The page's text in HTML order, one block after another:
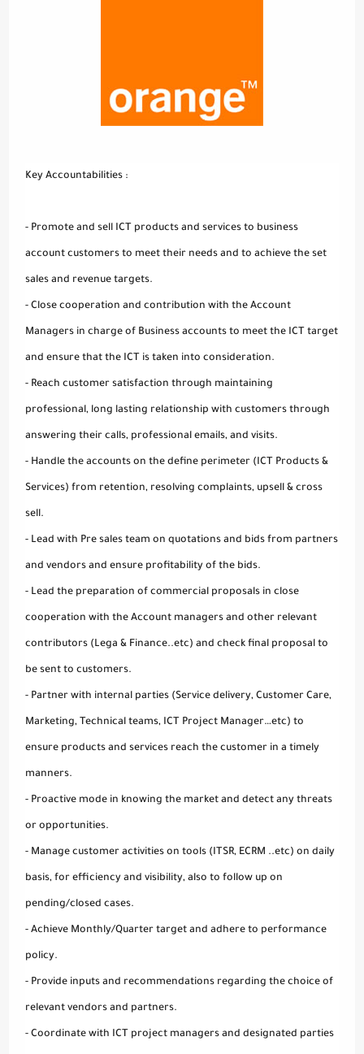
Key Accountabilities :
- Promote and sell ICT products and services to business
account customers to meet their needs and to achieve the set
sales and revenue targets.
- Close cooperation and contribution with the Account
Managers in charge of Business accounts to meet the ICT target
and ensure that the ICT is taken into consideration.
- Reach customer satisfaction through maintaining
professional, long lasting relationship with customers through
answering their calls, professional emails, and visits.
- Handle the accounts on the define perimeter (ICT Products &
Services) from retention, resolving complaints, upsell & cross
sell.
- Lead with Pre sales team on quotations and bids from partners
and vendors and ensure profitability of the bids.
- Lead the preparation of commercial proposals in close
cooperation with the Account managers and other relevant
contributors (Lega & Finance..etc) and check final proposal to
be sent to customers.
- Partner with internal parties (Service delivery, Customer Care,
Marketing, Technical teams, ICT Project Manager…etc) to
ensure products and services reach the customer in a timely
manners.
- Proactive mode in knowing the market and detect any threats
or opportunities.
- Manage customer activities on tools (ITSR, ECRM ..etc) on daily
basis, for efficiency and visibility, also to follow up on
pending/closed cases.
- Achieve Monthly/Quarter target and adhere to performance
policy.
- Provide inputs and recommendations regarding the choice of
relevant vendors and partners.
- Coordinate with ICT project managers and designated parties